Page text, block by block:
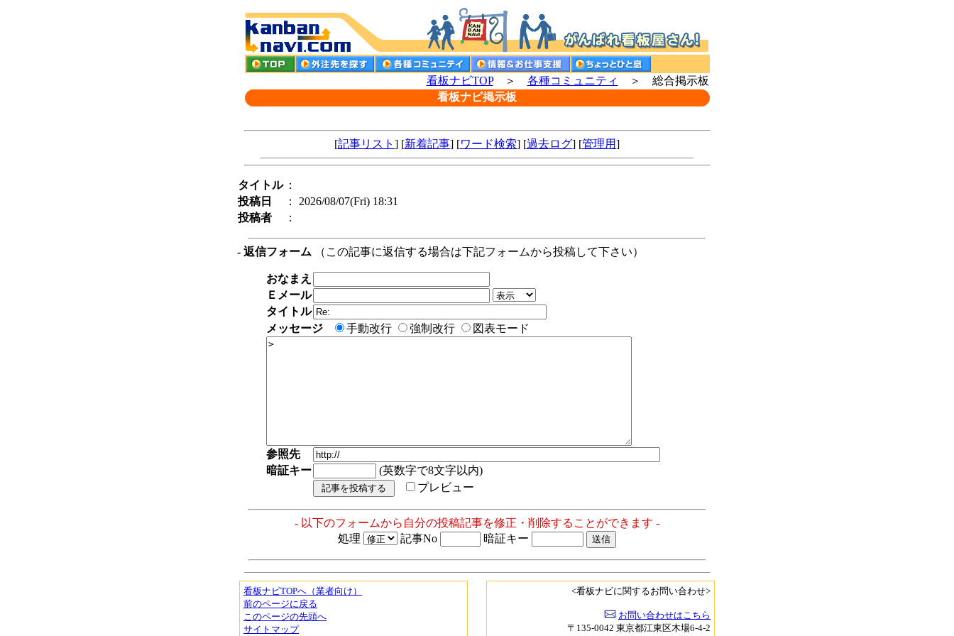
看板ナビTOP＞ 各種コミュニティ
＞ 総合掲示板
看板ナビ掲示板
[記事リスト ] [新着記事] [ワード検索] [過去ログ] [管理用]
タイトル ：
投稿日
： 2026/08/07(Fri) 18:31
投稿者
：
- 返信フォーム （この記事に返信する場合は下記フォームから投稿して下さい）
おなまえ
Ｅメール
タイトル
メッセージ
手動改行 強制改行 図表モード
参照先
暗証キー
(英数字で8文字以内)
プレビュー
- 以下のフォームから自分の投稿記事を修正・削除することができます -
処理
記事No 暗証キー
看板ナビTOPへ（業者向け）
前のページに戻る
このページの先頭へ
サイトマップ
<看板ナビに関するお問い合わせ>
お問い合わせはこちら
〒135-0042 東京都江東区木場6-4-2